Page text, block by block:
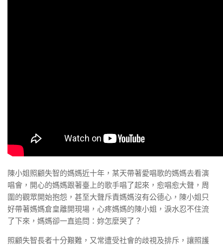
陳小姐照顧失智的媽媽近十年，某天帶著愛唱歌的媽媽去看演
唱會，開心的媽媽跟著臺上的歌手唱了起來，愈唱愈大聲，周
圍的觀眾開始抱怨，甚至大聲斥責媽媽沒有公德心，陳小姐只
好帶著媽媽倉皇離開現場，心疼媽媽的陳小姐，淚水忍不住流
了下來，媽媽卻一直追問：妳怎麼哭了？
照顧失智長者十分艱難，又常遭受社會的歧視及排斥，讓照護